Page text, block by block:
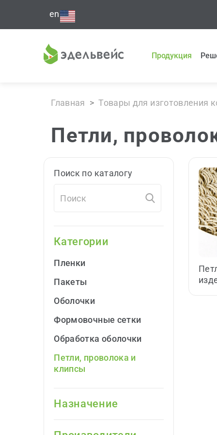
en
Продукция
Главная > Товары для изготовления
Петли,
Поиск по каталогу
Категории
Пленки
Пакеты
Оболочки
Формовочные cетки
Обработка оболочки
Петли, проволока и
клипсы
Назначение